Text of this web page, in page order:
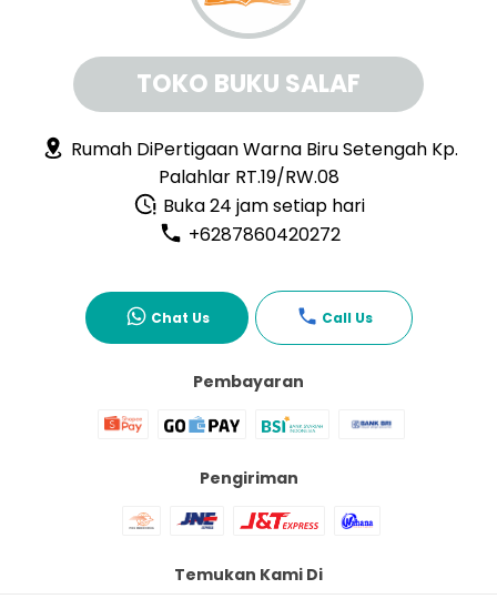
TOKO BUKU SALAF
Rumah DiPertigaan Warna Biru Setengah Kp.
Palahlar RT.19/RW.08
Buka 24 jam setiap hari
+6287860420272
Chat Us Call Us
Pembayaran
Pengiriman
Temukan Kami Di